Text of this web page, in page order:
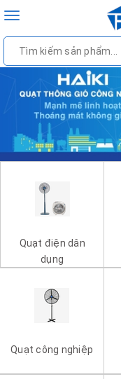
Toggle
Quạt điện dân
dụng
Quạt công nghiệp